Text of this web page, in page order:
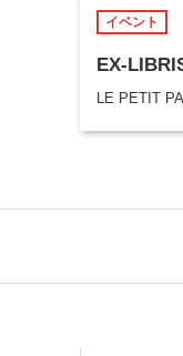
イベント
EX-
LE PETIT